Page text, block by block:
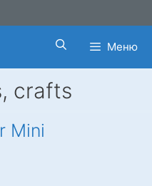
Меню
crafts
Mini